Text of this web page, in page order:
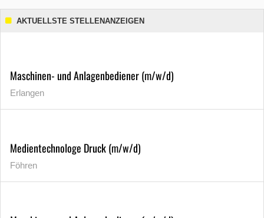
AKTUELLSTE STELLENANZEIGEN
Maschinen- und Anlagenbediener (m/w/d)
Erlangen
Medientechnologe Druck (m/w/d)
Föhren